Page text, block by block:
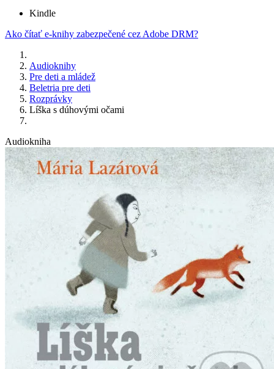
Kindle
Ako čítať e-knihy zabezpečené cez Adobe DRM?
Audioknihy
Pre deti a mládež
Beletria pre deti
Rozprávky
Líška s dúhovými očami
Audiokniha